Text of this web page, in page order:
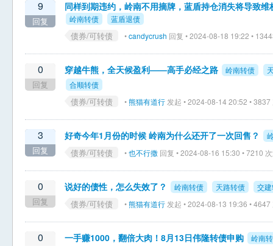
9
回复
同样到期违约，岭南不用摘牌，蓝盾持仓消失将导致
岭南转债 蓝盾退债
债券/可转债 •candycrush 回复 • 2024-08-18 19:22 •
0
回复
穿越牛熊，全天候盈利——高手必经之路 岭南转债
合顺转债
债券/可转债 •熊猫有道行 发起 • 2024-08-14 20:52 • 3837
3
回复
好奇今年1月份的时候 岭南为什么还开了一次回售？
债券/可转债 •也不行撒 回复 • 2024-08-16 15:30 • 7210
0
回复
说好的债性，怎么失效了？ 岭南转债 天路转债 交
债券/可转债 •熊猫有道行 发起 • 2024-08-13 19:36 • 4647
0 一手赚1000，翻倍大肉！8月13日伟隆转债申购
岭南